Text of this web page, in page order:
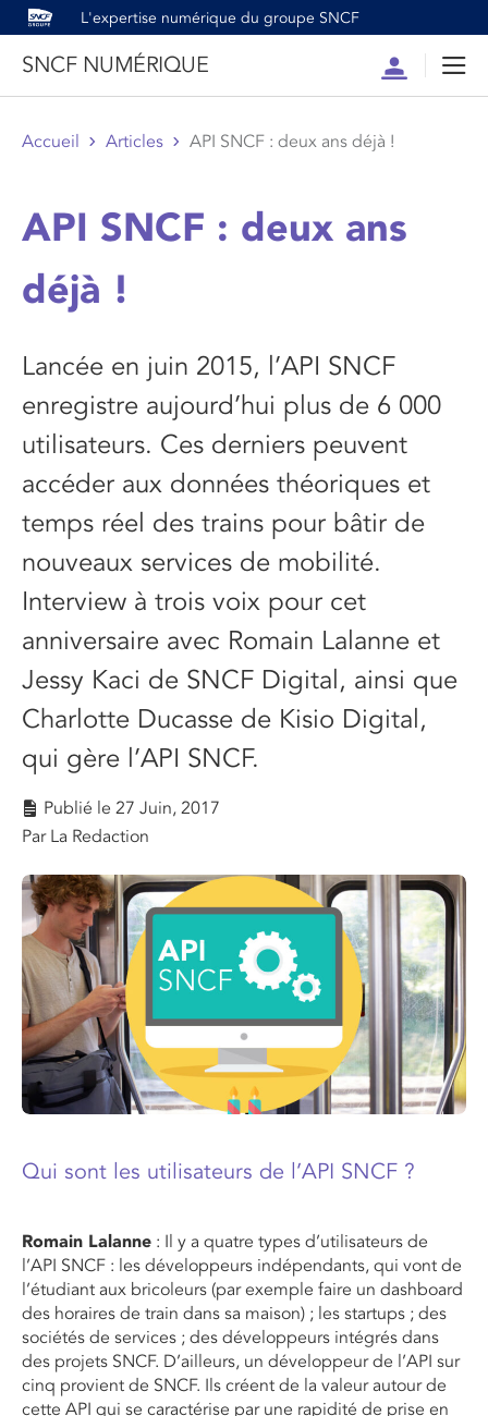
L'expertise numérique du groupe SNCF
SNCF NUMÉRIQUE
Compte
Accueil Articles API SNCF : deux ans déjà !
API SNCF : deux ans
déjà !
Lancée en juin 2015, l’API SNCF
enregistre aujourd’hui plus de 6 000
utilisateurs. Ces derniers peuvent
accéder aux données théoriques et
temps réel des trains pour bâtir de
nouveaux services de mobilité.
Interview à trois voix pour cet
anniversaire avec Romain Lalanne et
Jessy Kaci de SNCF Digital, ainsi que
Charlotte Ducasse de Kisio Digital,
qui gère l’API SNCF.
Publié le 27 Juin, 2017
Par La Redaction
Qui sont les utilisateurs de l’API SNCF ?
Romain Lalanne : Il y a quatre types d’utilisateurs de
l’API SNCF : les développeurs indépendants, qui vont de
l’étudiant aux bricoleurs (par exemple faire un dashboard
des horaires de train dans sa maison) ; les startups ; des
sociétés de services ; des développeurs intégrés dans
des projets SNCF. D’ailleurs, un développeur de l’API sur
cinq provient de SNCF. Ils créent de la valeur autour de
cette API qui se caractérise par une rapidité de prise en